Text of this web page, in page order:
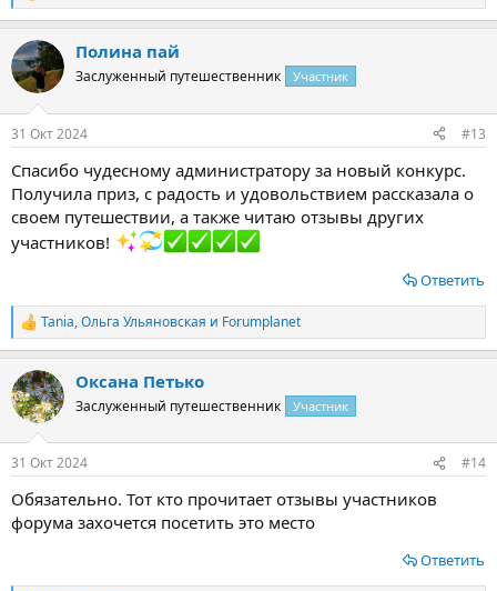
е
к
ц
и
Полина пай
Заслуженный путешественник Участник
31 Окт 2024 #13
Спасибо чудесному администратору за новый конкурс.
Получила приз, с радость и удовольствием рассказала о
своем путешествии, а также читаю отзывы других
участников!
Ответить
Р
е
к
ц
и
Tania,Ольга Ульяновская и Forumplanet
Оксана Петько
Заслуженный путешественник Участник
31 Окт 2024 #14
Обязательно. Тот кто прочитает отзывы участников
форума захочется посетить это место
Ответить